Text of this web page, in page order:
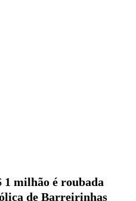
1 milhão é roubada
de Barreirinhas